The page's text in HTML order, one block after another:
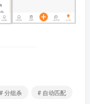
# 分组杀
# 自动匹配